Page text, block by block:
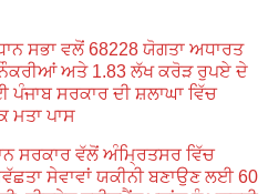
ਸਭਾ ਵਲੋਂ 68228 ਯੋਗਤਾ ਅਧਾਰਤ
ਨੌਕਰੀਆਂ ਅਤੇ 1.83 ਲੱਖ ਕਰੋੜ ਰੁਪਏ ਦੇ
ਪੰਜਾਬ ਸਰਕਾਰ ਦੀ ਸ਼ਲਾਘਾ ਵਿੱਚ
ਮਤਾ ਪਾਸ
ਸਰਕਾਰ ਵੱਲੋਂ ਅੰਮ੍ਰਿਤਸਰ ਵਿੱਚ
ਸੇਵਾਵਾਂ ਯਕੀਨੀ ਬਣਾਉਣ ਲਈ 60